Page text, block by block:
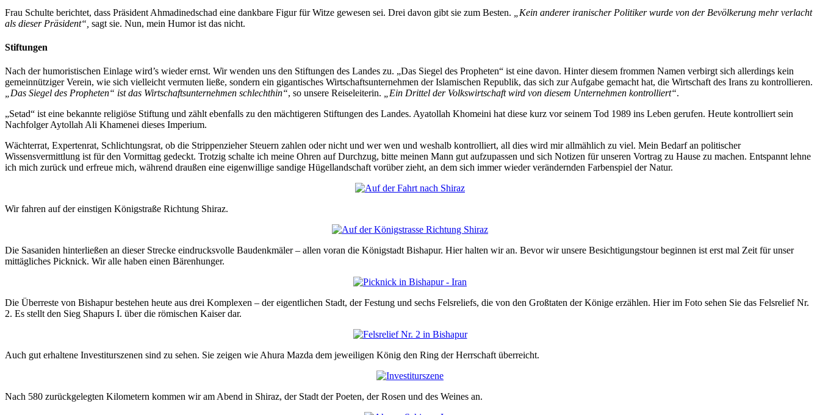
Frau Schulte berichtet, dass Präsident Ahmadinedschad eine dankbare Figur für Witze gewesen sei. Drei davon gibt sie zum Besten.
„Kein anderer iranischer Politiker wurde von der Bevölkerung mehr verlacht
als dieser Präsident“, sagt sie. Nun, mein Humor ist das nicht.
Stiftungen
Nach der humoristischen Einlage wird’s wieder ernst. Wir wenden uns den Stiftungen des Landes zu. „Das Siegel des Propheten“ ist eine davon. Hinter diesem frommen Namen verbirgt sich allerdings kein
gemeinnütziger Verein, wie sich vielleicht vermuten ließe, sondern ein gigantisches Wirtschaftsunternehmen der Islamischen Republik, das sich zur Aufgabe gemacht hat, die Wirtschaft des Irans zu kontrollieren.
„Das Siegel des Propheten“ ist das Wirtschaftsunternehmen schlechthin“, so unsere Reiseleiterin. „Ein Drittel der Volkswirtschaft wird von diesem Unternehmen kontrolliert“.
„Setad“ ist eine bekannte religiöse Stiftung und zählt ebenfalls zu den mächtigeren Stiftungen des Landes. Ayatollah Khomeini hat diese kurz vor seinem Tod 1989 ins Leben gerufen. Heute kontrolliert sein
Nachfolger Aytollah Ali Khamenei dieses Imperium.
Wächterrat, Expertenrat, Schlichtungsrat, ob die Strippenzieher Steuern zahlen oder nicht und wer wen und weshalb kontrolliert, all dies wird mir allmählich zu viel. Mein Bedarf an politischer
Wissensvermittlung ist für den Vormittag gedeckt. Trotzig schalte ich meine Ohren auf Durchzug, bitte meinen Mann gut aufzupassen und sich Notizen für unseren Vortrag zu Hause zu machen. Entspannt lehne
ich mich zurück und erfreue mich, während draußen eine eigenwillige sandige Hügellandschaft vorüber zieht, an dem sich immer wieder verändernden Farbenspiel der Natur.
Wir fahren auf der einstigen Königstraße Richtung Shiraz.
Die Sasaniden hinterließen an dieser Strecke eindrucksvolle Baudenkmäler – allen voran die Königstadt Bishapur. Hier halten wir an. Bevor wir unsere Besichtigungstour beginnen ist erst mal Zeit für unser
mittägliches Picknick. Wir alle haben einen Bärenhunger.
Die Überreste von Bishapur bestehen heute aus drei Komplexen – der eigentlichen Stadt, der Festung und sechs Felsreliefs, die von den Großtaten der Könige erzählen. Hier im Foto sehen Sie das Felsrelief Nr.
2. Es stellt den Sieg Shapurs I. über die römischen Kaiser dar.
Auch gut erhaltene Investiturszenen sind zu sehen. Sie zeigen wie Ahura Mazda dem jeweiligen König den Ring der Herrschaft überreicht.
Nach 580 zurückgelegten Kilometern kommen wir am Abend in Shiraz, der Stadt der Poeten, der Rosen und des Weines an.